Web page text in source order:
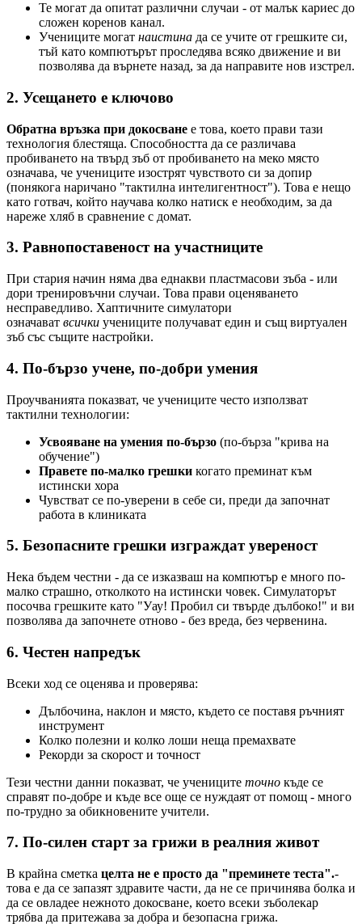
Те могат да опитат различни случаи - от малък кариес до
сложен коренов канал.
Учениците могат наистина да се учите от грешките си,
тъй като компютърът проследява всяко движение и ви
позволява да върнете назад, за да направите нов изстрел.
2. Усещането е ключово
Обратна връзка при докосване е това, което прави тази
технология блестяща. Способността да се различава
пробиването на твърд зъб от пробиването на меко място
означава, че учениците изострят чувството си за допир
(понякога наричано "тактилна интелигентност"). Това е нещо
като готвач, който научава колко натиск е необходим, за да
нареже хляб в сравнение с домат.
3. Равнопоставеност на участниците
При стария начин няма два еднакви пластмасови зъба - или
дори тренировъчни случаи. Това прави оценяването
несправедливо. Хаптичните симулатори
означават всички учениците получават един и същ виртуален
зъб със същите настройки.
4. По-бързо учене, по-добри умения
Проучванията показват, че учениците често използват
тактилни технологии:
Усвояване на умения по-бързо (по-бърза "крива на
обучение")
Правете по-малко грешки когато преминат към
истински хора
Чувстват се по-уверени в себе си, преди да започнат
работа в клиниката
5. Безопасните грешки изграждат увереност
Нека бъдем честни - да се изказваш на компютър е много по-
малко страшно, отколкото на истински човек. Симулаторът
посочва грешките като "Уау! Пробил си твърде дълбоко!" и ви
позволява да започнете отново - без вреда, без червенина.
6. Честен напредък
Всеки ход се оценява и проверява:
Дълбочина, наклон и място, където се поставя ръчният
инструмент
Колко полезни и колко лоши неща премахвате
Рекорди за скорост и точност
Тези честни данни показват, че учениците точно къде се
справят по-добре и къде все още се нуждаят от помощ - много
по-трудно за обикновените учители.
7. По-силен старт за грижи в реалния живот
В крайна сметка целта не е просто да "преминете теста".-
това е да се запазят здравите части, да не се причинява болка и
да се овладее нежното докосване, което всеки зъболекар
трябва да притежава за добра и безопасна грижа.